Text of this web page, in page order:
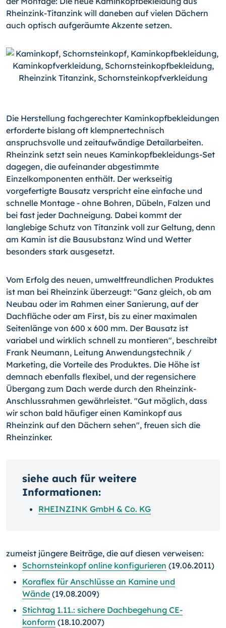
Rheinzink-Titanzink will daneben auf vielen Dächern
auch optisch aufgeräumte Akzente setzen.
Die Herstellung fachgerechter Kaminkopfbekleidungen
erforderte bislang oft klempnertechnisch
anspruchsvolle und zeitaufwändige Detailarbeiten.
Rheinzink setzt sein neues Kaminkopfbekleidungs-Set
dagegen, die aufeinander abgestimmte
Einzelkomponenten enthält. Der werkseitig
vorgefertigte Bausatz verspricht eine einfache und
schnelle Montage - ohne Bohren, Dübeln, Falzen und
bei fast jeder Dachneigung. Dabei kommt der
langlebige Schutz von Titanzink voll zur Geltung, denn
am Kamin ist die Bausubstanz Wind und Wetter
besonders stark ausgesetzt.
Vom Erfolg des neuen, umweltfreundlichen Produktes
ist man bei Rheinzink überzeugt: "Ganz gleich, ob am
Neubau oder im Rahmen einer Sanierung, auf der
Dachfläche oder am First, bis zu einer maximalen
Seitenlänge von 600 x 600 mm. Der Bausatz ist
variabel und wirklich schnell zu montieren", beschreibt
Frank Neumann, Leitung Anwendungstechnik /
Marketing, die Vorteile des Produktes. Die Höhe ist
demnach ebenfalls flexibel, und der regensichere
Übergang zum Dach werde durch den Rheinzink-
Anschlussrahmen gewährleistet. "Gut möglich, dass
wir schon bald häufiger einen Kaminkopf aus
Rheinzink auf den Dächern sehen", freuen sich die
Rheinzinker.
siehe auch für weitere
Informationen:
RHEINZINK GmbH & Co. KG
zumeist jüngere Beiträge, die auf diesen verweisen:
Schornsteinkopf online konfigurieren (19.06.2011)
Koraflex für Anschlüsse an Kamine und
Wände (19.08.2009)
Stichtag 1.11.: sichere Dachbegehung CE-
konform (18.10.2007)